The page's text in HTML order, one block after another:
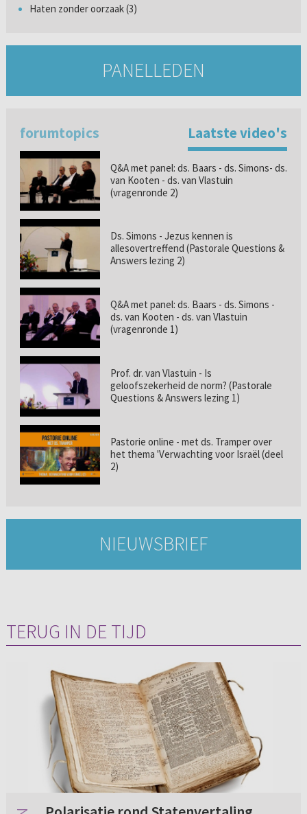
Haten zonder oorzaak (3)
PANELLEDEN
forumtopics Laatste video's
Q&A met panel: ds. Baars - ds. Simons- ds.
van Kooten - ds. van Vlastuin
(vragenronde 2)
Ds. Simons - Jezus kennen is
allesovertreffend (Pastorale Questions &
Answers lezing 2)
Q&A met panel: ds. Baars - ds. Simons -
ds. van Kooten - ds. van Vlastuin
(vragenronde 1)
Prof. dr. van Vlastuin - Is
geloofszekerheid de norm? (Pastorale
Questions & Answers lezing 1)
Pastorie online - met ds. Tramper over
het thema 'Verwachting voor Israël (deel
2)
NIEUWSBRIEF
TERUG IN DE TIJD